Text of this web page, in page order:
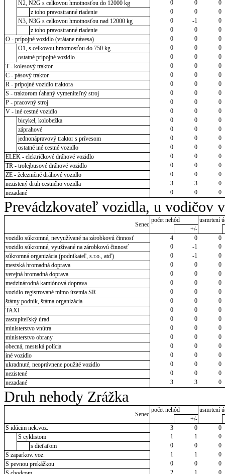
N2, N2G s celkovou hmotnosťou do 12000 kg
0 0
0
z toho pravostranné riadenie
0 0
0
N3, N3G s celkovou hmotnosťou nad 12000 kg
0 -1
0
z toho pravostranné riadenie
0 0
0
O - prípojné vozidlo (vrátane návesa)
0 0
0
O1, s celkovou hmotnosťou do 750 kg
0 0
0
ostatné prípojné vozidlo
0 0
0
T - kolesový traktor
0 0
0
C - pásový traktor
0 0
0
R - prípojné vozidlo traktora
0 0
0
S - traktorom ťahaný vymeniteľný stroj
0 0
0
P - pracovný stroj
0 0
0
V - iné cestné vozidlo
0 0
0
bicykel, kolobežka
0 0
0
záprahové
0 0
0
jednonápravový traktor s prívesom
0 0
0
ostatné iné cestné vozidlo
0 0
0
ELEK - električkové dráhové vozidlo
0 0
0
TR - trolejbusové dráhové vozidlo
0 0
0
ZE - železničné dráhové vozidlo
0 0
0
nezistený druh cestného vozidla
3 3
0
nezadané
0 0 0
Prevádzkovateľ vozidla, u vodičov
Senec
počet nehôd
usmrtení
+/-
vozidlo súkromné, nevyužívané na zárobkovú činnosť
4 0
0
vozidlo súkromné, využívané na zárobkovú činnosť
0 -1
0
súkromná organizácia (podnikateľ, s.r.o., atď)
0 -1
0
mestská hromadná doprava
0 0
0
verejná hromadná doprava
0 0
0
medzinárodná kamiónová doprava
0 0
0
vozidlo registrované mimo územia SR
0 0
0
štátny podnik, štátna organizácia
0 0
0
TAXI
0 0
0
zastupiteľský úrad
0 0
0
ministerstvo vnútra
0 0
0
ministerstvo obrany
0 0
0
obecná, mestská polícia
0 0
0
iné vozidlo
0 0
0
ukradnuté, neoprávnene použité vozidlo
0 0
0
nezistené
0 0
0
nezadané
3 3 0
Druh nehody Zrážka
Senec
počet nehôd
usmrtení
+/-
S idúcim nek.voz.
3 0
0
S cyklistom
1 1
0
s dieťaťom
0 0
0
S zaparkov. voz.
1 1
0
S pevnou prekážkou
0 0
0